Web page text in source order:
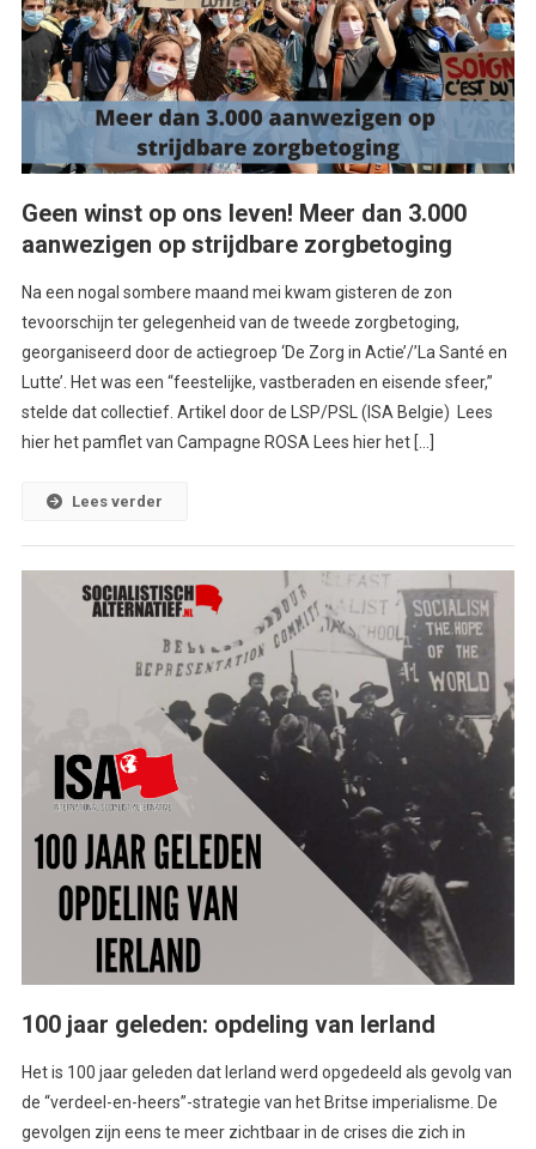
Geen winst op ons leven! Meer dan 3.000
aanwezigen op strijdbare zorgbetoging
Na een nogal sombere maand mei kwam gisteren de zon
tevoorschijn ter gelegenheid van de tweede zorgbetoging,
georganiseerd door de actiegroep ‘De Zorg in Actie’/’La Santé en
Lutte’. Het was een “feestelijke, vastberaden en eisende sfeer,”
stelde dat collectief. Artikel door de LSP/PSL (ISA Belgie) Lees
hier het pamflet van Campagne ROSA Lees hier het […]
Lees verder
100 jaar geleden: opdeling van Ierland
Het is 100 jaar geleden dat Ierland werd opgedeeld als gevolg van
de “verdeel-en-heers”-strategie van het Britse imperialisme. De
gevolgen zijn eens te meer zichtbaar in de crises die zich in